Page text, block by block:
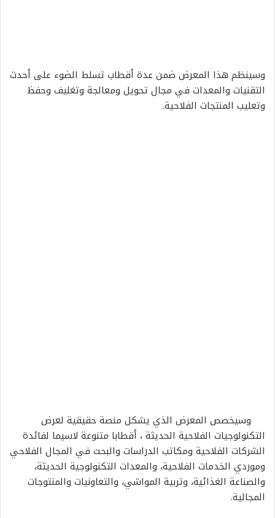
وسينظم هذا المعرض ضمن عدة أقطاب تسلط الضوء على أحدث
التقنيات والمعدات في مجال تحويل ومعالجة وتغليف وحفظ
وتعليب المنتجات الفلاحية.
وسيخصص المعرض الذي يشكل منصة حقيقية لعرض
التكنولوجيات الفلاحية الحديثة ، أقطابا متنوعة لاسيما لفائدة
الشركات الفلاحية ومكاتب الدراسات والبحث في المجال الفلاحي
وموردي الخدمات الفلاحية، والمعدات التكنولوجية الحديثة،
والصناعة الغذائية، وتربية المواشي، والتعاونيات والمنتوجات
المجالية.